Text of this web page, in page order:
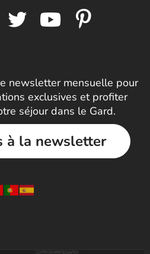
newsletter mensuelle pour
exclusives et profiter
séjour dans le Gard.
à la newsletter